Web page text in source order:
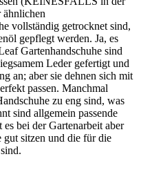
ähnlichen
vollständig getrocknet sind,
gepflegt werden. Ja, es
Gartenhandschuhe sind
Leder gefertigt und
an; aber sie dehnen sich mit
passen. Manchmal
zu eng sind, was
sind allgemein passende
bei der Gartenarbeit aber
gut sitzen und die für die